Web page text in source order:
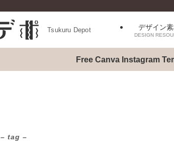
Tsukuru Depot デザイン
DESIGN
Free Canva Instagram
– tag –